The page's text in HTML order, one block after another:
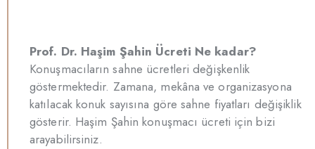
Prof. Dr. Haşim Şahin Ücreti Ne kadar?
Konuşmacıların sahne ücretleri değişkenlik
göstermektedir. Zamana, mekâna ve organizasyona
katılacak konuk sayısına göre sahne fiyatları değişiklik
gösterir. Haşim Şahin konuşmacı ücreti için bizi
arayabilirsiniz.